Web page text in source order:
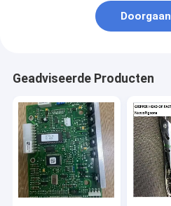
Doorgaan
Geadviseerde Producten